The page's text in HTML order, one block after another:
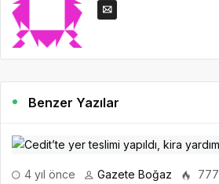
Benzer Yazılar
4 yıl önce Gazete Boğaz 777